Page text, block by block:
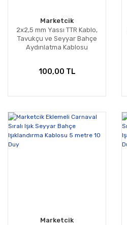
Marketcik
2x2,5 mm Yassı TTR Kablo,
Tavukçu ve Seyyar Bahçe
Aydınlatma Kablosu
100,00 TL
Marketcik